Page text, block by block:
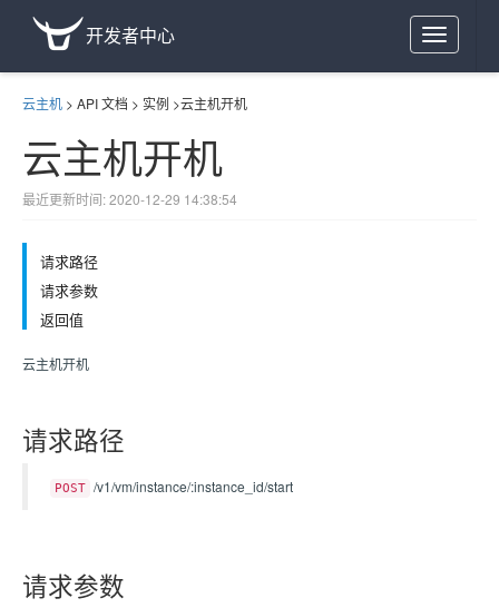
Toggle
navigation
开发者中心
云主机 > API 文档 > 实例 >云主机开机
云主机开机
最近更新时间: 2020-12-29 14:38:54
请求路径
请求参数
返回值
云主机开机
请求路径
POST /v1/vm/instance/:instance_id/start
请求参数